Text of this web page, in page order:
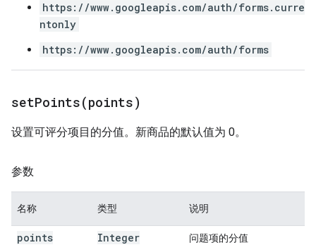
https://www.googleapis.com/auth/forms.curre
ntonly
https://www.googleapis.com/auth/forms
setPoints(points)
设置可评分项目的分值。新商品的默认值为 0。
参数
名称 类型 说明
points Integer 问题项的分值